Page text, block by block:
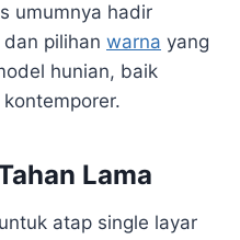
umumnya hadir
pilihan warna yang
hunian, baik
Lama
atap single layar